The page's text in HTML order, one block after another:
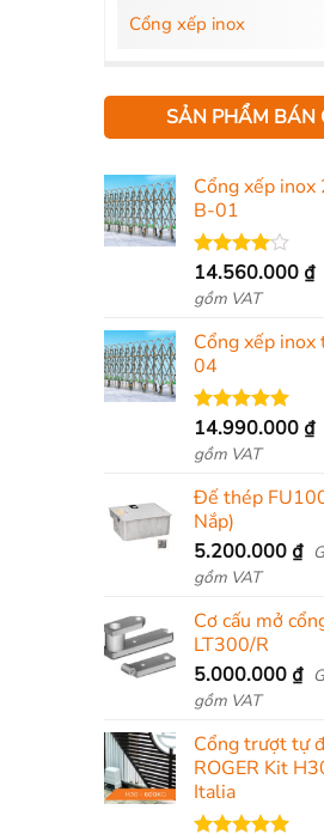
Cổng xếp inox
SẢN PHẨM BÁN
Cổng xếp
B-01
Được
xếp hạng
4.00 5
14.560.000 ₫
gồm VAT
Cổng xếp inox
04
Được xếp
hạng 5.00
5 sao
14.990.000 ₫
gồm VAT
Đế thép
Nắp)
5.200.000 ₫
gồm VAT
Cơ cấu mở
LT300/R
5.000.000 ₫
gồm VAT
Cổng trượt tự
ROGER Kit
Italia